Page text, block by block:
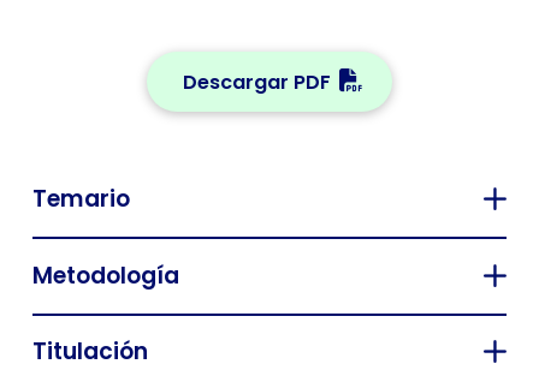
Descargar PDF
Temario
Metodología
Titulación